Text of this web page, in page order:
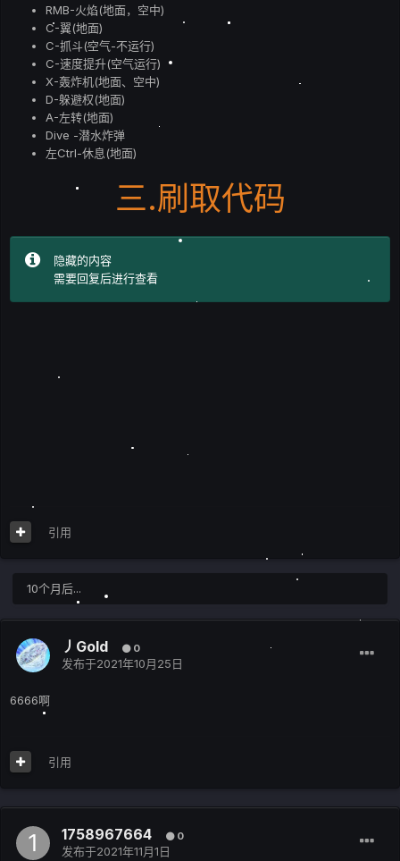
RMB-火焰(地面，空中)
C-翼(地面)
C-抓斗(空气-不运行)
C-速度提升(空气运行)
X-轰炸机(地面、空中)
D-躲避权(地面)
A-左转(地面)
Dive -潜水炸弹
左Ctrl-休息(地面)
三.刷取代码
隐藏的内容
需要回复后进行查看
引用
10个月后...
丿Gold 0
发布于2021年10月25日
6666啊
引用
1758967664 0
发布于2021年11月1日